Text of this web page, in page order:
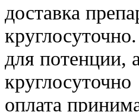
доставка
для потенции,
круглосуточно
оплата